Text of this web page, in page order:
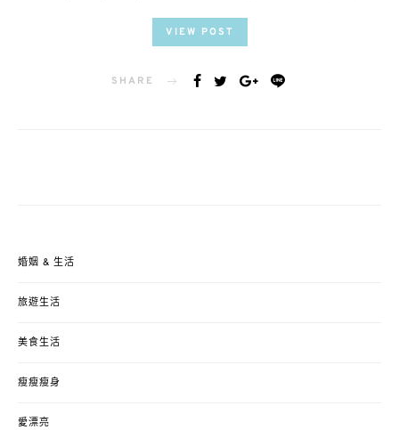
VIEW POST
SHARE
婚姻 & 生活
旅遊生活
美食生活
瘦瘦瘦身
愛漂亮